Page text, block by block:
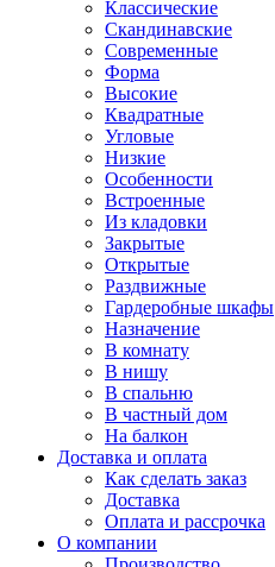
Классические
Скандинавские
Современные
Форма
Высокие
Квадратные
Угловые
Низкие
Особенности
Встроенные
Из кладовки
Закрытые
Открытые
Раздвижные
Гардеробные шкафы
Назначение
В комнату
В нишу
В спальню
В частный дом
На балкон
Доставка и оплата
Как сделать заказ
Доставка
Оплата и рассрочка
О компании